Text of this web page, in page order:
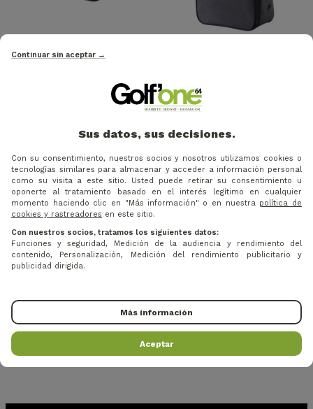
-15% Precio
Precio base
WILSON - BOLSA PARA
ZAPATOS TOUR NEGRO
BIG MAX - BOLSA PARA
ZAPATOS MAX SHOES BAG
CHARCOAL RED
MIEMBRO DE EUROGOLF
la agrupación de golf número 1
en Francia
ENVÍO GRATUITO EN PUNTO
DE RECOGIDO
PAGO 100% SEGURO
en 3X 4X
DÍAS A LA SEMANA
web@golfone64.fr
Continuar sin aceptar →
Sus datos, sus decisiones.
Con su consentimiento, nuestros socios y nosotros utilizamos cookies o
tecnologías similares para almacenar y acceder a información personal
como su visita a este sitio. Usted puede retirar su consentimiento u
oponerte al tratamiento basado en el interés legítimo en cualquier
momento haciendo clic en "Más información" o en nuestra política de
cookies y rastreadores en este sitio.
Con nuestros socios, tratamos los siguientes datos:
Funciones y seguridad, Medición de la audiencia y rendimiento del
contenido, Personalización, Medición del rendimiento publicitario y
publicidad dirigida.
Más información
Aceptar